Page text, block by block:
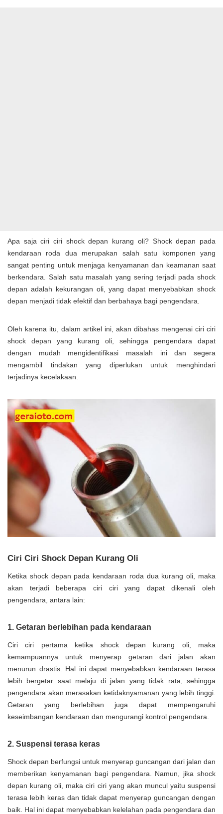
Apa saja ciri ciri shock depan kurang oli? Shock depan pada
kendaraan roda dua merupakan salah satu komponen yang
sangat penting untuk menjaga kenyamanan dan keamanan saat
berkendara. Salah satu masalah yang sering terjadi pada shock
depan adalah kekurangan oli, yang dapat menyebabkan shock
depan menjadi tidak efektif dan berbahaya bagi pengendara.
Oleh karena itu, dalam artikel ini, akan dibahas mengenai ciri ciri
shock depan yang kurang oli, sehingga pengendara dapat
dengan mudah mengidentifikasi masalah ini dan segera
mengambil tindakan yang diperlukan untuk menghindari
terjadinya kecelakaan.
Ciri Ciri Shock Depan Kurang Oli
Ketika shock depan pada kendaraan roda dua kurang oli, maka
akan terjadi beberapa ciri ciri yang dapat dikenali oleh
pengendara, antara lain:
1. Getaran berlebihan pada kendaraan
Ciri ciri pertama ketika shock depan kurang oli, maka
kemampuannya untuk menyerap getaran dari jalan akan
menurun drastis. Hal ini dapat menyebabkan kendaraan terasa
lebih bergetar saat melaju di jalan yang tidak rata, sehingga
pengendara akan merasakan ketidaknyamanan yang lebih tinggi.
Getaran yang berlebihan juga dapat mempengaruhi
keseimbangan kendaraan dan mengurangi kontrol pengendara.
2. Suspensi terasa keras
Shock depan berfungsi untuk menyerap guncangan dari jalan dan
memberikan kenyamanan bagi pengendara. Namun, jika shock
depan kurang oli, maka ciri ciri yang akan muncul yaitu suspensi
terasa lebih keras dan tidak dapat menyerap guncangan dengan
baik. Hal ini dapat menyebabkan kelelahan pada pengendara dan